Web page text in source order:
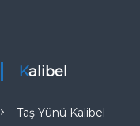
Kalibel
Taş Yünü Kalibel